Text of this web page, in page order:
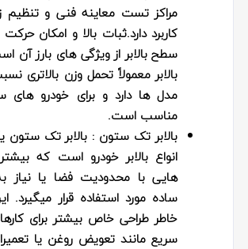
مراکز تست معاینه فنی و تنظیم
کاربرد دارد.ثبات بالا و امکان
سطح بالابر از ویژگی‌ های بارز آن
بالابر معمولاً تحمل وزن بالاتری
مدل‌ ها دارد و برای خودرو های
مناسب است.
بالابر تک ستون : بالابر تک ستون
انواع بالابر خودرو است که
هایی با محدودیت فضا یا نیاز
ساده مورد استفاده قرار میگیرد.
خاطر طراحی خاص بیشتر برای
سریع مانند تعویض روغن یا